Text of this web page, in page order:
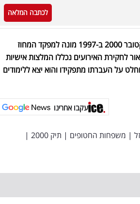
לכתבה המלאה
הכותב: אליק רון, ניצב בדימוס. התפרסם עקב תפקודו באירועי אוקטובר 2000 ב-1997 מונה למפקד המחוז
אירועי אוקטובר 2000. בדו"ח ועדת אור לחקירת האירועים נכללו המלצות אישיות
על העברתו מתפקידו והוא יצא ללימודים
עקבו אחרינו
| משפחות החטופים | תיק 2000
|